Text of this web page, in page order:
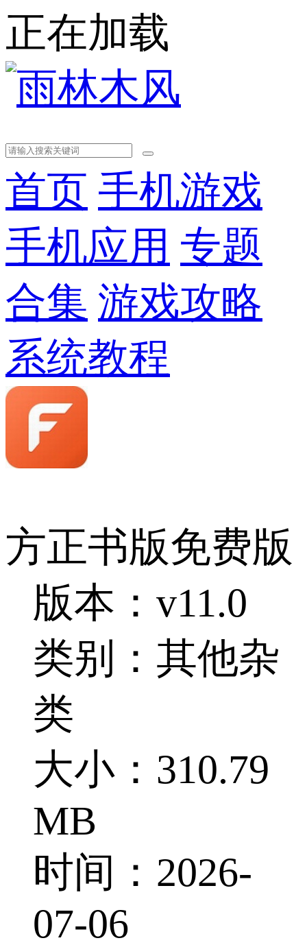
正在加载
首页 手机游戏
手机应用 专题
合集 游戏攻略
系统教程
方正书版免费版
版本：v11.0
类别：其他杂
类
大小：310.79
MB
时间：2026-
07-06